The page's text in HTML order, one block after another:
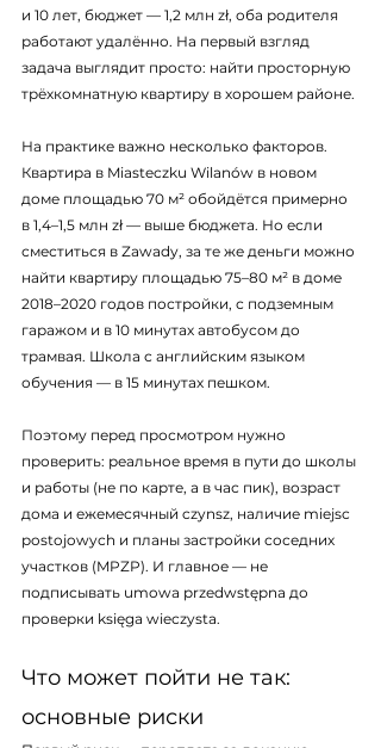
и 10 лет, бюджет — 1,2 млн zł, оба родителя
работают удалённо. На первый взгляд
задача выглядит просто: найти просторную
трёхкомнатную квартиру в хорошем районе.
На практике важно несколько факторов.
Квартира в Miasteczku Wilanów в новом
доме площадью 70 м² обойдётся примерно
в 1,4–1,5 млн zł — выше бюджета. Но если
сместиться в Zawady, за те же деньги можно
найти квартиру площадью 75–80 м² в доме
2018–2020 годов постройки, с подземным
гаражом и в 10 минутах автобусом до
трамвая. Школа с английским языком
обучения — в 15 минутах пешком.
Поэтому перед просмотром нужно
проверить: реальное время в пути до школы
и работы (не по карте, а в час пик), возраст
дома и ежемесячный czynsz, наличие miejsc
postojowych и планы застройки соседних
участков (MPZP). И главное — не
подписывать umowa przedwstępna до
проверки księga wieczysta.
Что может пойти не так:
основные риски